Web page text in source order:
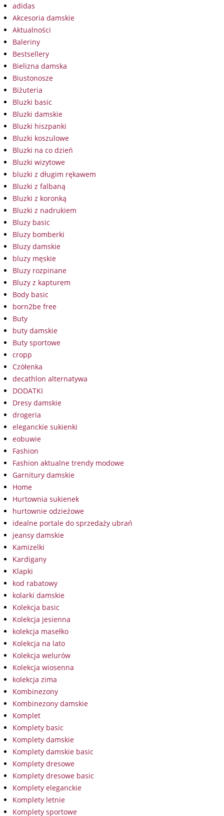
adidas
Akcesoria damskie
Aktualności
Baleriny
Bestsellery
Bielizna damska
Biustonosze
Biżuteria
Bluzki basic
Bluzki damskie
Bluzki hiszpanki
Bluzki koszulowe
Bluzki na co dzień
Bluzki wizytowe
bluzki z długim rękawem
Bluzki z falbaną
Bluzki z koronką
Bluzki z nadrukiem
Bluzy basic
Bluzy bomberki
Bluzy damskie
bluzy męskie
Bluzy rozpinane
Bluzy z kapturem
Body basic
born2be free
Buty
buty damskie
Buty sportowe
cropp
Czółenka
decathlon alternatywa
DODATKI
Dresy damskie
drogeria
eleganckie sukienki
eobuwie
Fashion
Fashion aktualne trendy modowe
Garnitury damskie
Home
Hurtownia sukienek
hurtownie odzieżowe
idealne portale do sprzedaży ubrań
jeansy damskie
Kamizelki
Kardigany
Klapki
kod rabatowy
kolarki damskie
Kolekcja basic
Kolekcja jesienna
kolekcja masełko
Kolekcja na lato
Kolekcja welurów
Kolekcja wiosenna
kolekcja zima
Kombinezony
Kombinezony damskie
Komplet
Komplety basic
Komplety damskie
Komplety damskie basic
Komplety dresowe
Komplety dresowe basic
Komplety eleganckie
Komplety letnie
Komplety sportowe